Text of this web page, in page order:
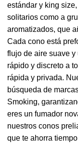
estándar y king
solitarios como a
aromatizados, que
Cada cono está
flujo de aire suave
rápido y discreto a
rápida y privada.
búsqueda de
Smoking,
eres un fumador
nuestros conos
que te ahorra